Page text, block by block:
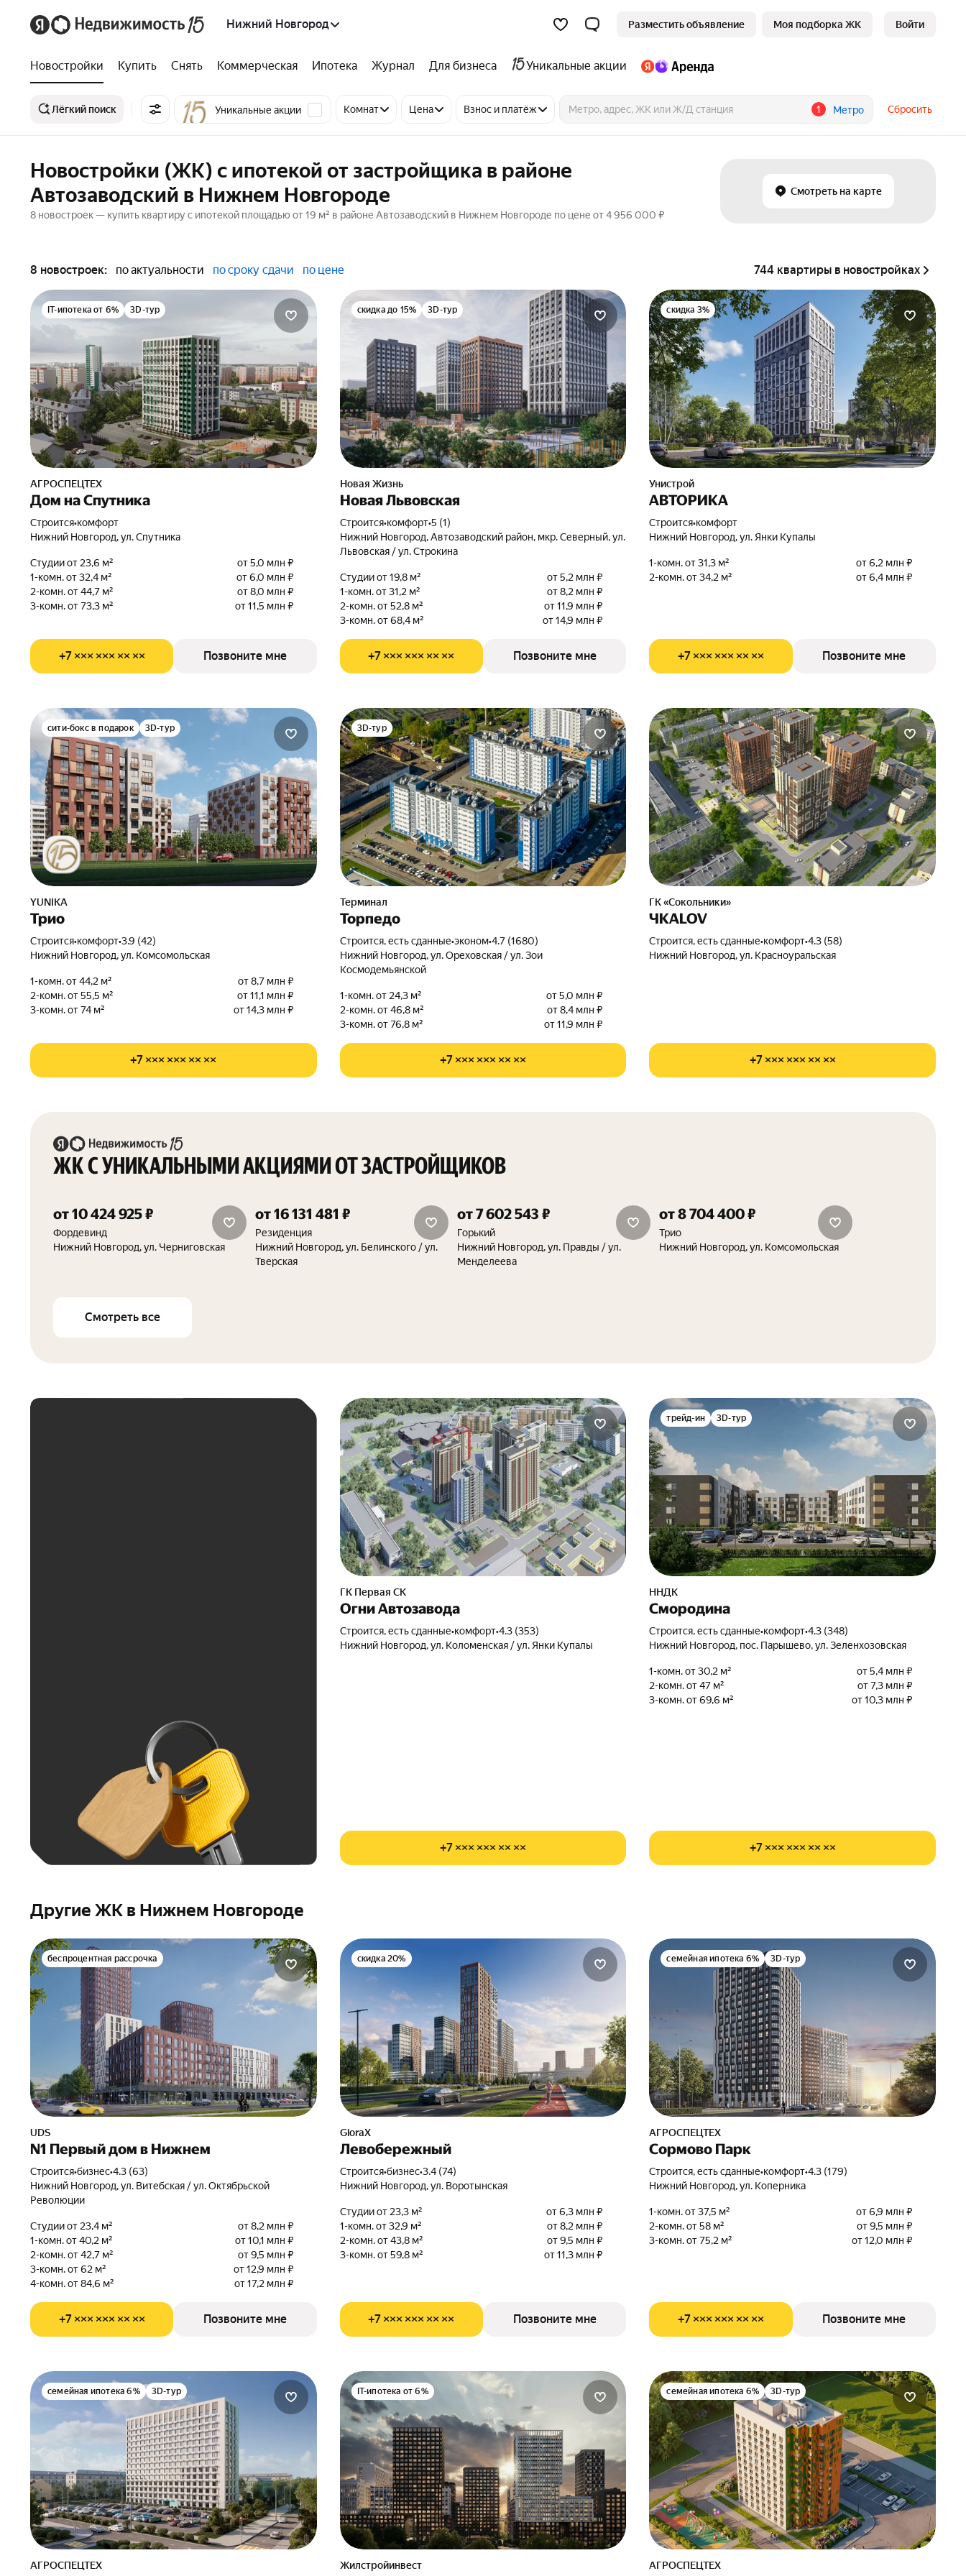
Нижний Новгород Разместить объявление Моя подборка ЖК Войти
Новостройки Купить Снять Коммерческая Ипотека Журнал Для бизнеса Уникальные акции
Лёгкий поиск Уникальные акции Комнат Цена Взнос и платёж 1 Метро Сбросить
Новостройки (ЖК) с ипотекой от застройщика в районе
Автозаводский в Нижнем Новгороде
8 новостроек — купить квартиру с ипотекой площадью от 19 м² в районе Автозаводский в Нижнем Новгороде по цене от 4 956 000 ₽
Смотреть на карте
8 новостроек: по актуальности по сроку сдачи по цене 744 квартиры в новостройках
IT-ипотека от 6% 3D-тур
АГРОСПЕЦТЕХ
Дом на Спутника
Строится•комфорт
Нижний Новгород, ул. Спутника
Студии от 23,6 м²
от 5,0 млн ₽
1-комн. от 32,4 м²
от 6,0 млн ₽
2-комн. от 44,7 м²
от 8,0 млн ₽
3-комн. от 73,3 м²
от 11,5 млн ₽
+7 ××× ××× ×× ×× Позвоните мне
скидка до 15% 3D-тур
Новая Жизнь
Новая Львовская
Строится•комфорт•5 (1)
Нижний Новгород, Автозаводский район, мкр. Северный, ул.
Львовская / ул. Строкина
Студии от 19,8 м²
от 5,2 млн ₽
1-комн. от 31,2 м²
от 8,2 млн ₽
2-комн. от 52,8 м²
от 11,9 млн ₽
3-комн. от 68,4 м²
от 14,9 млн ₽
+7 ××× ××× ×× ×× Позвоните мне
скидка 3%
Унистрой
АВТОРИКА
Строится•комфорт
Нижний Новгород, ул. Янки Купалы
1-комн. от 31,3 м²
от 6,2 млн ₽
2-комн. от 34,2 м²
от 6,4 млн ₽
+7 ××× ××× ×× ×× Позвоните мне
сити-бокс в подарок 3D-тур
YUNIKA
Трио
Строится•комфорт•3.9 (42)
Нижний Новгород, ул. Комсомольская
1-комн. от 44,2 м²
от 8,7 млн ₽
2-комн. от 55,5 м²
от 11,1 млн ₽
3-комн. от 74 м²
от 14,3 млн ₽
+7 ××× ××× ×× ××
3D-тур
Терминал
Торпедо
Строится, есть сданные•эконом•4.7 (1680)
Нижний Новгород, ул. Ореховская / ул. Зои
Космодемьянской
1-комн. от 24,3 м²
от 5,0 млн ₽
2-комн. от 46,8 м²
от 8,4 млн ₽
3-комн. от 76,8 м²
от 11,9 млн ₽
+7 ××× ××× ×× ××
ГК «Сокольники»
ЧКАLOV
Строится, есть сданные•комфорт•4.3 (58)
Нижний Новгород, ул. Красноуральская
+7 ××× ××× ×× ××
ЖК С УНИКАЛЬНЫМИ АКЦИЯМИ ОТ ЗАСТРОЙЩИКОВ
от 10 424 925 ₽
Фордевинд
Нижний Новгород, ул. Черниговская
скидка 15%
от 16 131 481 ₽
Резиденция
Нижний Новгород, ул. Белинского / ул.
Тверская
от 7 602 543 ₽
Горький
Нижний Новгород, ул. Правды / ул.
Менделеева
сити-бокс в подарок
от 8 704 400 ₽
Трио
Нижний Новгород, ул. Комсомольская
Смотреть все
ГК Первая СК
Огни Автозавода
Строится, есть сданные•комфорт•4.3 (353)
Нижний Новгород, ул. Коломенская / ул. Янки Купалы
+7 ××× ××× ×× ××
трейд-ин 3D-тур
ННДК
Смородина
Строится, есть сданные•комфорт•4.3 (348)
Нижний Новгород, пос. Парышево, ул. Зеленхозовская
1-комн. от 30,2 м²
от 5,4 млн ₽
2-комн. от 47 м²
от 7,3 млн ₽
3-комн. от 69,6 м²
от 10,3 млн ₽
+7 ××× ××× ×× ××
Другие ЖК в Нижнем Новгороде
беспроцентная рассрочка
UDS
N1 Первый дом в Нижнем
Строится•бизнес•4.3 (63)
Нижний Новгород, ул. Витебская / ул. Октябрьской
Революции
Студии от 23,4 м²
от 8,2 млн ₽
1-комн. от 40,2 м²
от 10,1 млн ₽
2-комн. от 42,7 м²
от 9,5 млн ₽
3-комн. от 62 м²
от 12,9 млн ₽
4-комн. от 84,6 м²
от 17,2 млн ₽
+7 ××× ××× ×× ×× Позвоните мне
скидка 20%
GloraX
Левобережный
Строится•бизнес•3.4 (74)
Нижний Новгород, ул. Воротынская
Студии от 23,3 м²
от 6,3 млн ₽
1-комн. от 32,9 м²
от 8,2 млн ₽
2-комн. от 43,8 м²
от 9,5 млн ₽
3-комн. от 59,8 м²
от 11,3 млн ₽
+7 ××× ××× ×× ×× Позвоните мне
семейная ипотека 6% 3D-тур
АГРОСПЕЦТЕХ
Сормово Парк
Строится, есть сданные•комфорт•4.3 (179)
Нижний Новгород, ул. Коперника
1-комн. от 37,5 м²
от 6,9 млн ₽
2-комн. от 58 м²
от 9,5 млн ₽
3-комн. от 75,2 м²
от 12,0 млн ₽
+7 ××× ××× ×× ×× Позвоните мне
семейная ипотека 6% 3D-тур
АГРОСПЕЦТЕХ
IT-ипотека от 6%
Жилстройинвест
семейная ипотека 6% 3D-тур
АГРОСПЕЦТЕХ